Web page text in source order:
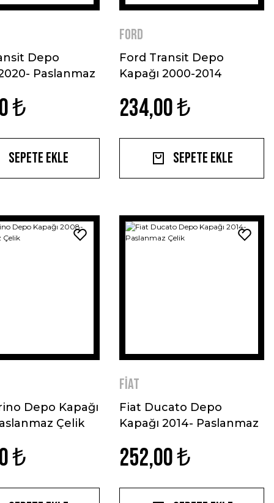
Depo
Paslanmaz
₺
Sepete Ekle
Ford
Ford Transit Depo
Kapağı 2000-2014
234,00 ₺
Sepete Ekle
Depo Kapağı
Çelik
₺
Fiat
Fiat Ducato Depo
Kapağı 2014- Paslanmaz
252,00 ₺